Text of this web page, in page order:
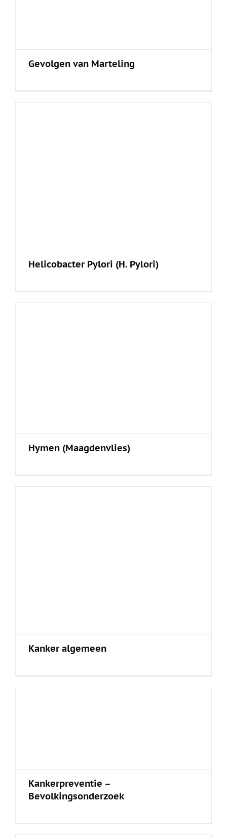
Gevolgen van Marteling
Helicobacter Pylori (H. Pylori)
Hymen (Maagdenvlies)
Kanker algemeen
Kankerpreventie –
Bevolkingsonderzoek